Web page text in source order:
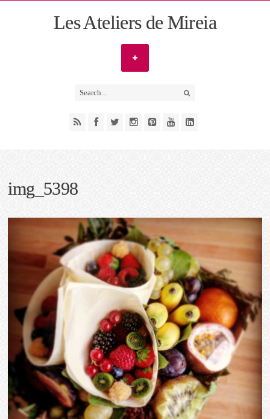
Les Ateliers de Mireia
img_5398